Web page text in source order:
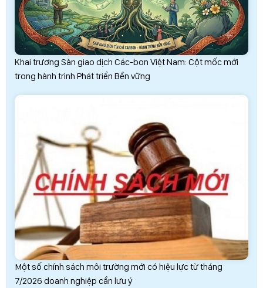
Khai trương Sàn giao dịch Các-bon Việt Nam: Cột mốc mới
trong hành trình Phát triển Bền vững
Một số chính sách môi trường mới có hiệu lực từ tháng
7/2026 doanh nghiệp cần lưu ý